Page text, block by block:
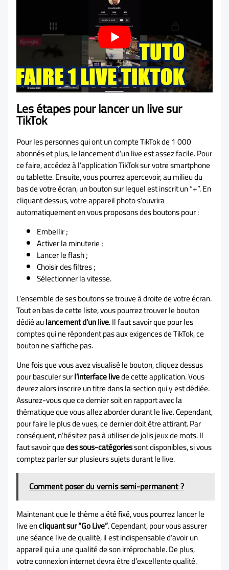
Les étapes pour lancer un live sur
TikTok
Pour les personnes qui ont un compte TikTok de 1 000
abonnés et plus, le lancement d’un live est assez facile. Pour
ce faire, accédez à l’application TikTok sur votre smartphone
ou tablette. Ensuite, vous pourrez apercevoir, au milieu du
bas de votre écran, un bouton sur lequel est inscrit un “+”. En
cliquant dessus, votre appareil photo s’ouvrira
automatiquement en vous proposons des boutons pour :
Embellir ;
Activer la minuterie ;
Lancer le flash ;
Choisir des filtres ;
Sélectionner la vitesse.
L’ensemble de ses boutons se trouve à droite de votre écran.
Tout en bas de cette liste, vous pourrez trouver le bouton
dédié aulancement d’un live. Il faut savoir que pour les
comptes qui ne répondent pas aux exigences de TikTok, ce
bouton ne s’affiche pas.
Une fois que vous avez visualisé le bouton, cliquez dessus
pour basculer surl’interface livede cette application. Vous
devrez alors inscrire un titre dans la section qui y est dédiée.
Assurez-vous que ce dernier soit en rapport avec la
thématique que vous allez aborder durant le live. Cependant,
pour faire le plus de vues, ce dernier doit être attirant. Par
conséquent, n’hésitez pas à utiliser de jolis jeux de mots. Il
faut savoir quedes sous-catégoriessont disponibles, si vous
comptez parler sur plusieurs sujets durant le live.
Comment poser du vernis semi-permanent ?
Maintenant que le thème a été fixé, vous pourrez lancer le
live encliquant sur “Go Live”. Cependant, pour vous assurer
une séance live de qualité, il est indispensable d’avoir un
appareil qui a une qualité de son irréprochable. De plus,
votre connexion internet devra être d’excellente qualité.